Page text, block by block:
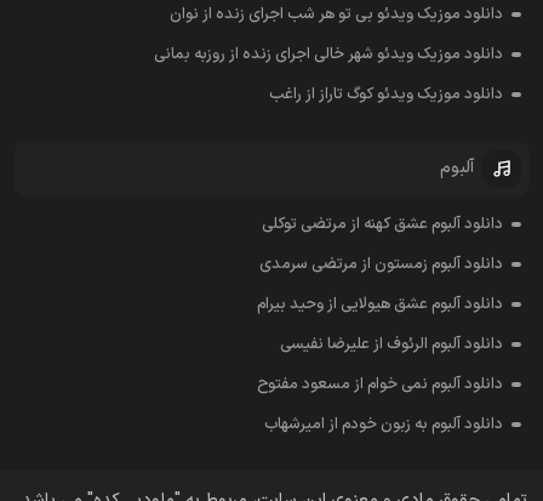
دانلود موزیک ویدئو بی تو هر شب اجرای زنده از نوان
دانلود موزیک ویدئو شهر خالی اجرای زنده از روزبه بمانی
دانلود موزیک ویدئو کوگ تاراز از راغب
آلبوم
دانلود آلبوم عشق کهنه از مرتضی توکلی
دانلود آلبوم زمستون از مرتضی سرمدی
دانلود آلبوم عشق هیولایی از وحید بیرام
دانلود آلبوم الرئوف از علیرضا نفیسی
دانلود آلبوم نمی خوام از مسعود مفتوح
دانلود آلبوم به زبون خودم از امیرشهاب